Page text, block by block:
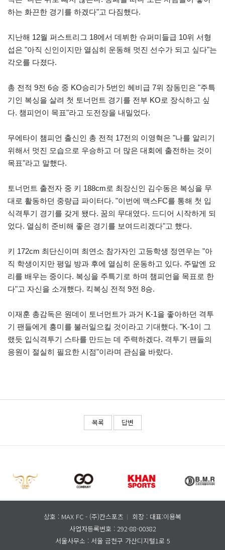
하는 화끈한 경기를 하겠다"고 다짐했다.
지난해 12월 퍼스트리그 18에서 데뷔한 슈퍼미들급 10위 서형
섭은 "아직 신인이지만 열심히 운동해 멋진 선수가 되고 싶다"는
각오를 다졌다.
총 전적 9전 6승 중 KO승리가 5번인 헤비급 7위 장동민은 "주특
기인 복싱을 살려 첫 토너먼트 경기를 전부 KO로 장식하고 싶
다. 챔피언이 목표"라고 도전장을 내밀었다.
무에타이 챔피언 출신인 총 전적 17전의 이영혁은 "나를 알리기
위해서 멋진 모습으로 우승하고 더 많은 대회에 출전하는 것이
목표"라고 말했다.
토너먼트 출전자 중 키 188cm로 최장신인 김수동은 복싱을 무
대로 활동하던 중량급 파이터다. "이번에 맥스FC를 통해 첫 입
식격투기 경기를 갖게 됐다. 꿈의 무대였다. 드디어 시작하게 되
었다. 열심히 준비해 좋은 경기를 보여드리겠다"고 했다.
키 172cm 최단신이며 최연소 참가자인 고등학생 정연우는 "아
직 학생이지만 평일 방과 후에 열심히 운동하고 있다. 주말엔 요
리를 배우는 중이다. 복싱을 주특기로 하며 챔피언을 목표로 한
다"고 자신을 소개했다. 킥복싱 전적 9전 8승.
이재훈 총감독은 원데이 토너먼트가 과거 K-1을 좋아하던 격투
기 팬들에게 흥미를 불러일으킬 것이라고 기대했다. "K-1이 그
랬듯 입식격투기 스타를 만드는 데 주력하겠다. 격투기 팬들의
응원이 절실히 필요한 시점"이라며 관심을 바랐다.
목록 답변
상호 : MAX FC - (주)칸스포츠
회장 : 대표:이용복
사업자등록번호 : 292-88-00382
서울사무소 : 서울 금천구 가산디지털1로 5